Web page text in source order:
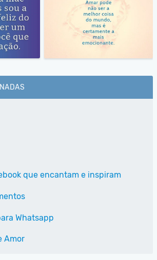
que encantam e inspiram
Whatsapp
Amor